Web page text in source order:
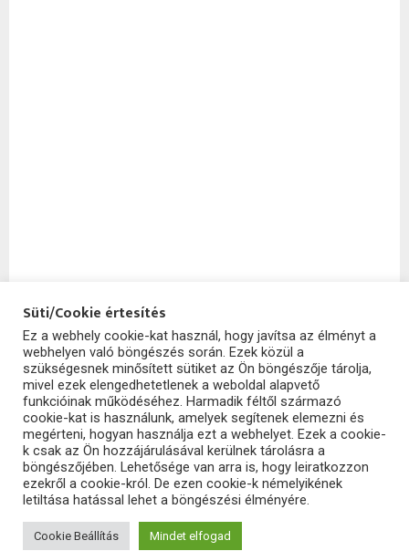
SzoftHub
2025 - szofthub.hu. All Right Reserved.
Süti/Cookie értesítés
Ez a webhely cookie-kat használ, hogy javítsa az élményt a
webhelyen való böngészés során. Ezek közül a
szükségesnek minősített sütiket az Ön böngészője tárolja,
mivel ezek elengedhetetlenek a weboldal alapvető
funkcióinak működéséhez. Harmadik féltől származó
cookie-kat is használunk, amelyek segítenek elemezni és
megérteni, hogyan használja ezt a webhelyet. Ezek a cookie-
k csak az Ön hozzájárulásával kerülnek tárolásra a
böngészőjében. Lehetősége van arra is, hogy leiratkozzon
ezekről a cookie-król. De ezen cookie-k némelyikének
letiltása hatással lehet a böngészési élményére.
Cookie Beállítás Mindet elfogad